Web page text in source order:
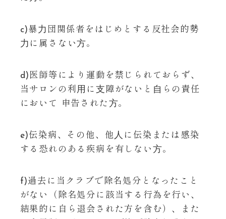
c)暴⼒団関係者をはじめとする反社会的勢
⼒に属さない⽅。
d)医師等により運動を禁じられておらず、
当サロンの利⽤に⽀障がないと⾃らの責任
において 申告された⽅。
e)伝染病、その他、他⼈に伝染または感染
する恐れのある疾病を有しない⽅。
f)過去に当クラブで除名処分となったこと
がない（除名処分に該当する行為を行い、
結果的に自ら退会された方を含む）、また